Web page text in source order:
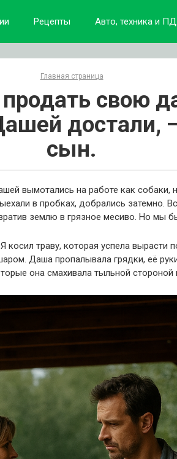
Рецепты Авто, техника и
Главная страница
свою
достали,
сын.
вымотались на работе как собаки,
в пробках, добрались затемно.
землю в грязное месиво. Но мы
траву, которая успела вырасти
Даша пропалывала грядки, её
она смахивала тыльной стороной